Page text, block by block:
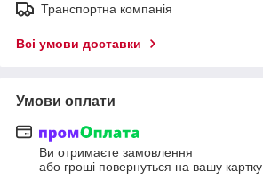
Транспортна компанія
Всі умови доставки
Умови оплати
Ви отримаєте замовлення
або гроші повернуться на вашу картку